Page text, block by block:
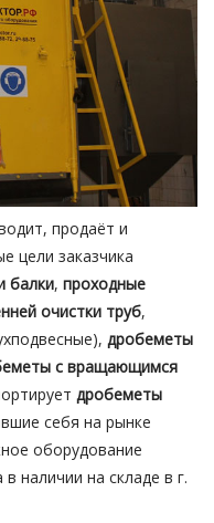
продаёт и
цели заказчика
балки, проходные
очистки труб,
дробеметы
с вращающимся
дробеметы
себя на рынке
оборудование
в наличии на складе в г.